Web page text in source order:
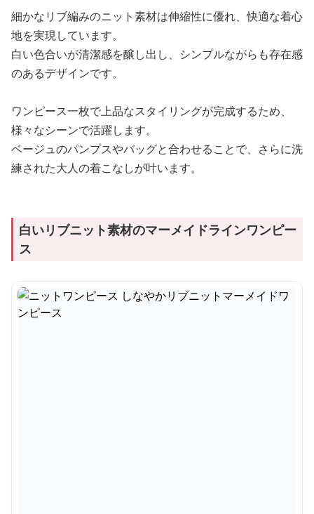
細かなリブ編みのニット素材は伸縮性に優れ、快適な着心
地を実現しています。
白い色合いが清潔感を醸し出し、シンプルながらも存在感
のあるデザインです。
ワンピース一枚で上品なスタイリングが完成するため、
様々なシーンで活躍します。
ベージュのパンプスやバッグと合わせることで、さらに洗
練された大人の着こなしが叶います。
白いリブニット素材のマーメイドラインワンピー
ス